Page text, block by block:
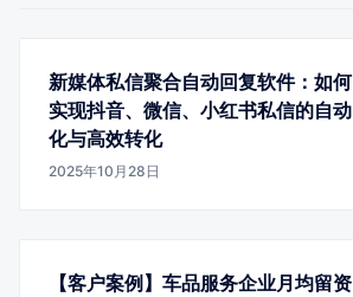
新媒体私信聚合自动回复软件：如何
实现抖音、微信、小红书私信的自动
化与高效转化
2025年10月28日
【客户案例】车品服务企业月均留资